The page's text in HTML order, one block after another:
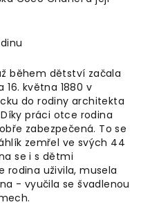
během dětství začala
16. května 1880 v
do rodiny architekta
práci otce rodina
zabezpečená. To se
zemřel ve svých 44
se i s dětmi
rodina uživila, musela
- vyučila se švadlenou